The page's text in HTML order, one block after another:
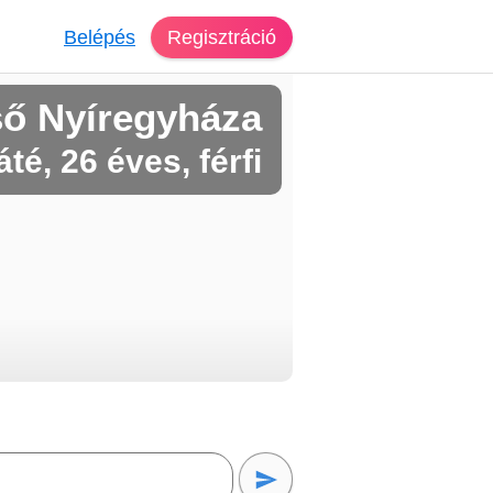
Belépés Regisztráció
Nyíregyháza
26 éves, férfi